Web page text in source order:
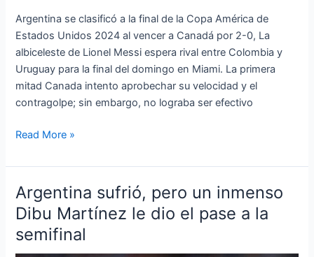
Argentina se clasificó a la final de la Copa América de
Estados Unidos 2024 al vencer a Canadá por 2-0, La
albiceleste de Lionel Messi espera rival entre Colombia y
Uruguay para la final del domingo en Miami. La primera
mitad Canada intento aprobechar su velocidad y el
contragolpe; sin embargo, no lograba ser efectivo
Read More »
Argentina sufrió, pero un inmenso
Dibu Martínez le dio el pase a la
semifinal
Argentina
sufrió,
pero
un